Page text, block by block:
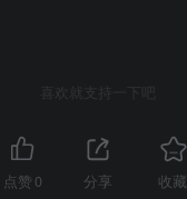
喜欢就支持一下吧
点赞 0 分享 收藏